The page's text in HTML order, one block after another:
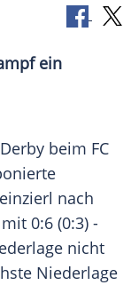
ein
beim FC
nach
mit 0:6 (0:3) -
nicht
Niederlage